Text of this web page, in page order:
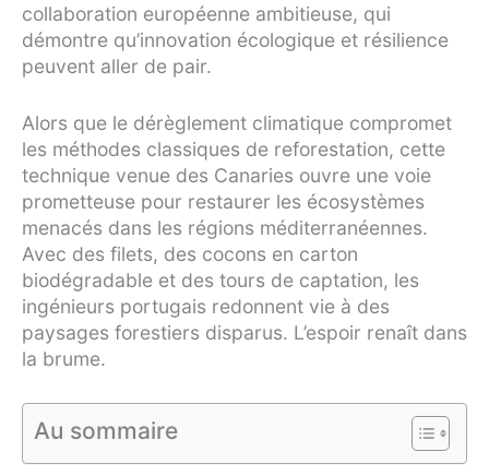
collaboration européenne ambitieuse, qui
démontre qu’innovation écologique et résilience
peuvent aller de pair.
Alors que le dérèglement climatique compromet
les méthodes classiques de reforestation, cette
technique venue des Canaries ouvre une voie
prometteuse pour restaurer les écosystèmes
menacés dans les régions méditerranéennes.
Avec des filets, des cocons en carton
biodégradable et des tours de captation, les
ingénieurs portugais redonnent vie à des
paysages forestiers disparus. L’espoir renaît dans
la brume.
Au sommaire